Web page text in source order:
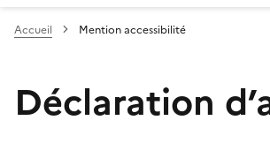
Accueil Mention accessibilité
Déclaration